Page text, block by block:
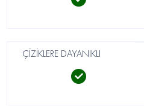
ÇİZİKLERE DAYANIKLI